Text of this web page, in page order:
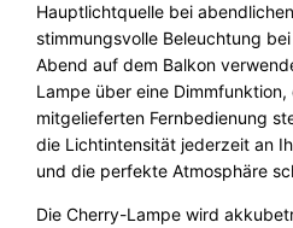
Hauptlichtquelle bei
stimmungsvolle Beleuchtung
Abend auf dem Balkon
Lampe über eine
mitgelieferten Fernbedienung
die Lichtintensität jederzeit an
und die perfekte Atmosphäre
Die Cherry-Lampe wird